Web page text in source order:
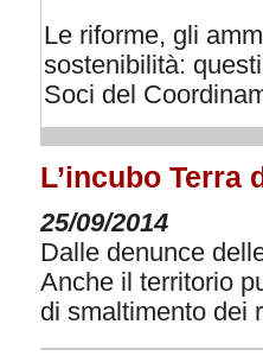
Le riforme, gli
sostenibilità:
Soci del
L’incubo Terra
25/09/2014
Dalle denunce
Anche il territorio
di smaltimento dei